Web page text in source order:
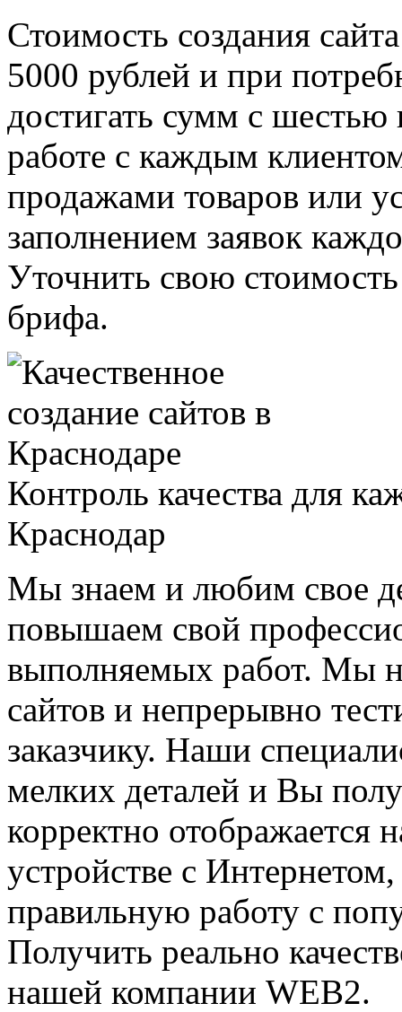
Стоимость создания
5000 рублей и при
достигать сумм с
работе с каждым
продажами товаров или
заполнением заявок
Уточнить свою
брифа.
Контроль качества для
Краснодар
Мы знаем и любим свое
повышаем свой
выполняемых работ. Мы
сайтов и непрерывно
заказчику. Наши
мелких деталей и Вы
корректно
устройстве с
правильную работу с
Получить реально
нашей компании WEB2.